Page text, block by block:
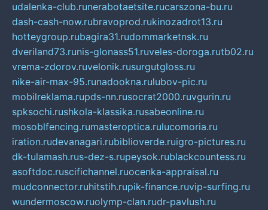
udalenka-club.runerabotaetsite.rucarszona-bu.ru
dash-cash-now.rubravoprod.rukinozadrot13.ru
hotteygroup.rubagira31.rudommarketnsk.ru
dveriland73.runis-glonass51.ruveles-doroga.rutb02.ru
vrema-zdorov.ruvelonik.rusurgutgloss.ru
nike-air-max-95.runadookna.rulubov-pic.ru
mobilreklama.rupds-nn.rusocrat2000.ruvgurin.ru
spksochi.rushkola-klassika.rusabeonline.ru
mosoblfencing.rumasteroptica.rulucomoria.ru
iration.rudevanagari.rubiblioverde.ruigro-pictures.ru
dk-tulamash.rus-dez-s.rupeysok.rublackcountess.ru
asoftdoc.ruscifichannel.ruocenka-appraisal.ru
mudconnector.ruhitstih.rupik-finance.ruvip-surfing.ru
wundermoscow.ruolymp-clan.rudr-pavlush.ru